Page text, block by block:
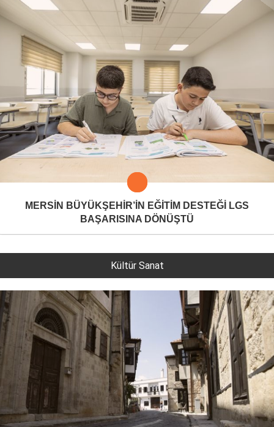
MERSİN BÜYÜKŞEHİR’İN EĞİTİM DESTEĞİ LGS
BAŞARISINA DÖNÜŞTÜ
Kültür Sanat